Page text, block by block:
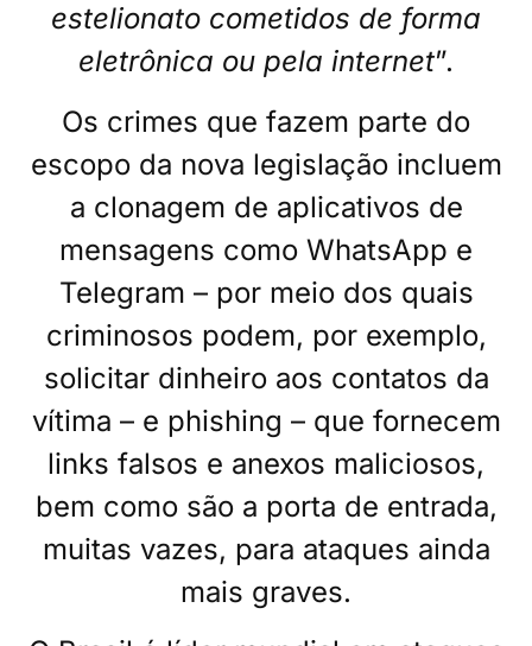
estelionato cometidos de forma
eletrônica ou pela internet”.
Os crimes que fazem parte do
escopo da nova legislação incluem
a clonagem de aplicativos de
mensagens como WhatsApp e
Telegram – por meio dos quais
criminosos podem, por exemplo,
solicitar dinheiro aos contatos da
vítima – e phishing – que fornecem
links falsos e anexos maliciosos,
bem como são a porta de entrada,
muitas vazes, para ataques ainda
mais graves.